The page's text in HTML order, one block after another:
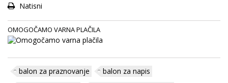
Natisni
OMOGOČAMO VARNA PLAČILA
balon za praznovanje
balon za napis